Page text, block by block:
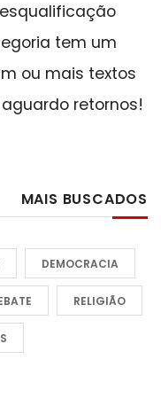
tem um
ou mais textos
retornos!
MAIS BUSCADOS
DEMOCRACIA
RELIGIÃO